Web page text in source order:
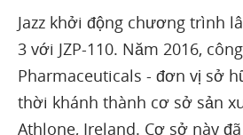
Jazz khởi động chương trình
3 với JZP-110. Năm 2016,
Pharmaceuticals - đơn vị sở
thời khánh thành cơ sở sản
Athlone, Ireland. Cơ sở này